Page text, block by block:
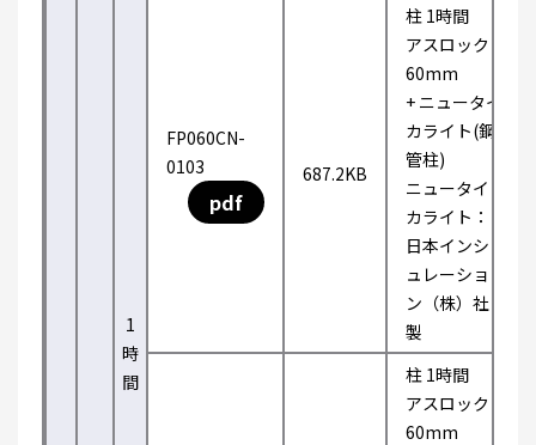
1
時
間
FP060CN-
0103
pdf
687.2KB
柱 1時間
アスロック
60mm
+ ニュータイ
カライト(鋼
管柱)
ニュータイ
カライト：
日本インシ
ュレーショ
ン（株）社
製
柱 1時間
アスロック
60mm